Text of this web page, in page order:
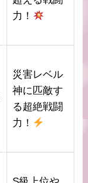
力！
災害レベル
神に匹敵す
る超絶戦闘
力！